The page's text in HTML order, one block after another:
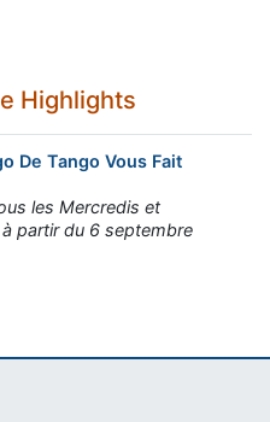
Highlights
De Tango Vous Fait
les Mercredis et
partir du 6 septembre